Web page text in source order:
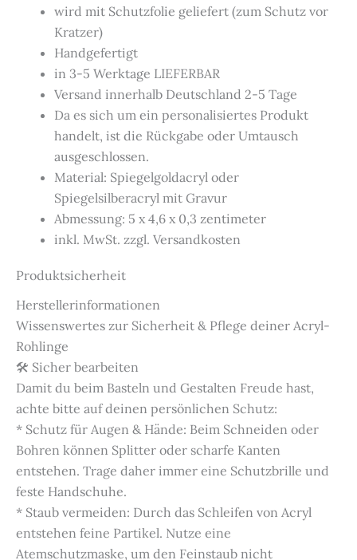
wird mit Schutzfolie geliefert (zum Schutz vor
Kratzer)
Handgefertigt
in 3-5 Werktage LIEFERBAR
Versand innerhalb Deutschland 2-5 Tage
Da es sich um ein personalisiertes Produkt
handelt, ist die Rückgabe oder Umtausch
ausgeschlossen.
Material: Spiegelgoldacryl oder
Spiegelsilberacryl mit Gravur
Abmessung: 5 x 4,6 x 0,3 zentimeter
inkl. MwSt. zzgl. Versandkosten
Produktsicherheit
Herstellerinformationen
Wissenswertes zur Sicherheit & Pflege deiner Acryl-
Rohlinge
🛠️ Sicher bearbeiten
Damit du beim Basteln und Gestalten Freude hast,
achte bitte auf deinen persönlichen Schutz:
* Schutz für Augen & Hände: Beim Schneiden oder
Bohren können Splitter oder scharfe Kanten
entstehen. Trage daher immer eine Schutzbrille und
feste Handschuhe.
* Staub vermeiden: Durch das Schleifen von Acryl
entstehen feine Partikel. Nutze eine
Atemschutzmaske, um den Feinstaub nicht